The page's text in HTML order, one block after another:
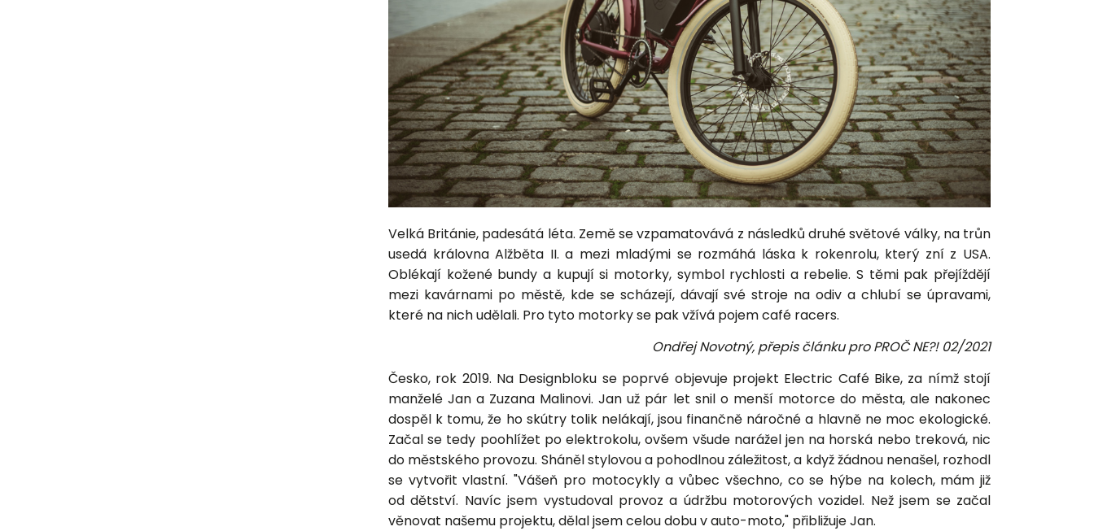
Velká Británie, padesátá léta. Země se vzpamatovává z následků druhé světové války, na trůn
usedá královna Alžběta II. a mezi mladými se rozmáhá láska k rokenrolu, který zní z USA.
Oblékají kožené bundy a kupují si motorky, symbol rychlosti a rebelie. S těmi pak přejíždějí
mezi kavárnami po městě, kde se scházejí, dávají své stroje na odiv a chlubí se úpravami,
které na nich udělali. Pro tyto motorky se pak vžívá pojem café racers.
Ondřej Novotný, přepis článku pro PROČ NE?! 02/2021
Česko, rok 2019. Na Designbloku se poprvé objevuje projekt Electric Café Bike, za nímž stojí
manželé Jan a Zuzana Malinovi. Jan už pár let snil o menší motorce do města, ale nakonec
dospěl k tomu, že ho skútry tolik nelákají, jsou finančně náročné a hlavně ne moc ekologické.
Začal se tedy poohlížet po elektrokolu, ovšem všude narážel jen na horská nebo treková, nic
do městského provozu. Sháněl stylovou a pohodlnou záležitost, a když žádnou nenašel, rozhodl
se vytvořit vlastní. "Vášeň pro motocykly a vůbec všechno, co se hýbe na kolech, mám již
od dětství. Navíc jsem vystudoval provoz a údržbu motorových vozidel. Než jsem se začal
věnovat našemu projektu, dělal jsem celou dobu v auto-moto," přibližuje Jan.